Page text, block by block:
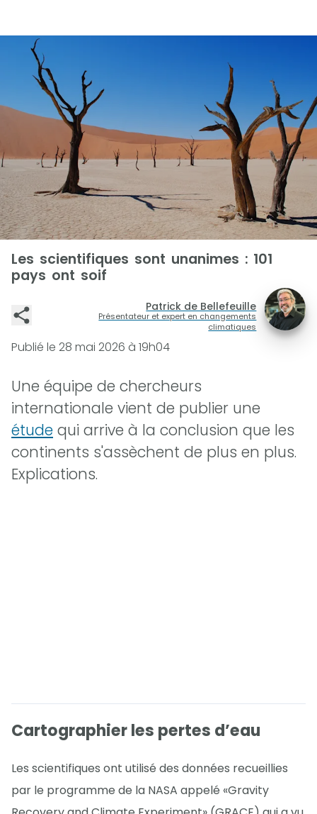
Les scientifiques sont unanimes : 101
pays ont soif
Patrick de Bellefeuille
Présentateur et expert en changements
climatiques
Publié le 28 mai 2026 à 19h04
Une équipe de chercheurs
internationale vient de publier une
étude qui arrive à la conclusion que les
continents s'assèchent de plus en plus.
Explications.
Cartographier les pertes d’eau
Les scientifiques ont utilisé des données recueillies
par le programme de la NASA appelé «Gravity